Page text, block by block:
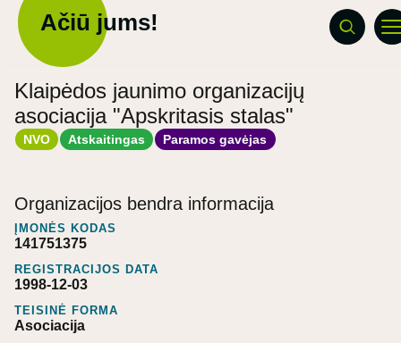
Ačiū jums!
Klaipėdos jaunimo organizacijų
asociacija "Apskritasis stalas"
NVO Atskaitingas Paramos gavėjas
Organizacijos bendra informacija
ĮMONĖS KODAS
141751375
REGISTRACIJOS DATA
1998-12-03
TEISINĖ FORMA
Asociacija